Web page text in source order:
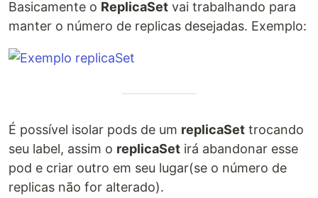
Basicamente o ReplicaSet vai trabalhando para
manter o número de replicas desejadas. Exemplo:
É possível isolar pods de um replicaSet trocando
seu label, assim o replicaSet irá abandonar esse
pod e criar outro em seu lugar(se o número de
replicas não for alterado).